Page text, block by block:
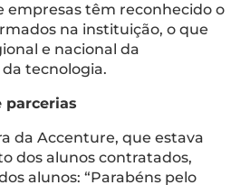
empresas têm reconhecido o
na instituição, o que
e nacional da
tecnologia.
parcerias
da Accenture, que estava
dos alunos contratados,
alunos: “Parabéns pelo